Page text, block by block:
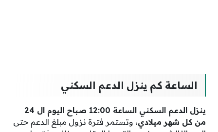
الساعة كم ينزل الدعم السكني
ينزل الدعم السكني الساعة 12:00 صباح اليوم ال 24
من كل شهر ميلادي، وتستمر فترة نزول مبلغ الدعم حتى